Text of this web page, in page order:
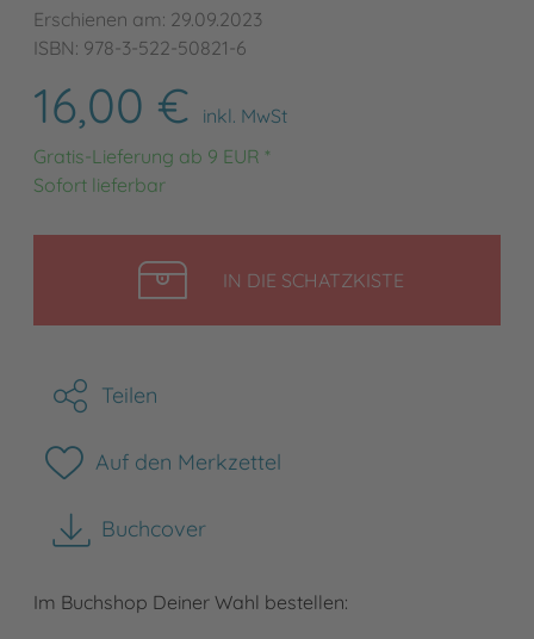
Erschienen am: 29.09.2023
ISBN: 978-3-522-50821-6
16,00 €
inkl. MwSt
Gratis-Lieferung ab 9 EUR *
Sofort lieferbar
IN DIE SCHATZKISTELEGEN
Teilen
Auf den Merkzettel
Buchcover
herunterladen
Im Buchshop Deiner Wahl bestellen: